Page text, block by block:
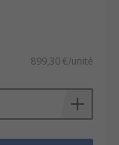
899,30 €/unité